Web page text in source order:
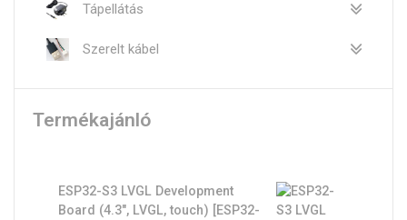
Tápellátás
Szerelt kábel
Termékajánló
ESP32-S3 LVGL Development
Board (4.3", LVGL, touch) [ESP32-